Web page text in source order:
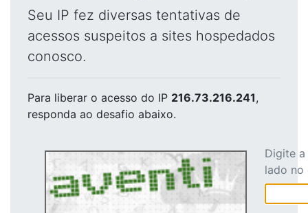
Seu IP fez diversas tentativas de
acessos suspeitos a sites hospedados
conosco.
Para liberar o acesso do IP 216.73.216.241,
responda ao desafio abaixo.
Digite
lado no